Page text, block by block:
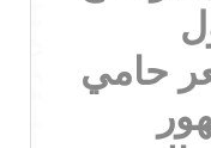
حامي